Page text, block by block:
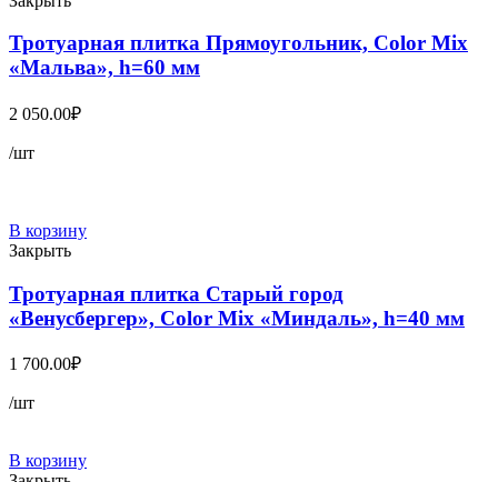
Тротуарная плитка Прямоугольник, Color Mix
«Мальва», h=60 мм
2 050.00₽
/шт
В корзину
Закрыть
Тротуарная плитка Старый город
«Венусбергер», Color Mix «Миндаль», h=40 мм
1 700.00₽
/шт
В корзину